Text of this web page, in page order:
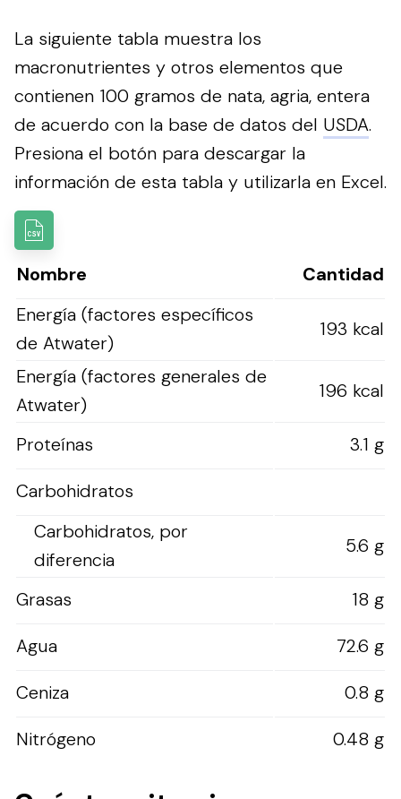
La siguiente tabla muestra los
macronutrientes y otros elementos que
contienen 100 gramos de nata, agria, entera
de acuerdo con la base de datos del USDA.
Presiona el botón para descargar la
información de esta tabla y utilizarla en Excel.
Nombre
Cantidad
Energía (factores específicos
de Atwater)
193 kcal
Energía (factores generales de
Atwater)
196 kcal
Proteínas
3.1 g
Carbohidratos
Carbohidratos, por
diferencia
5.6 g
Grasas
18 g
Agua
72.6 g
Ceniza
0.8 g
Nitrógeno
0.48 g